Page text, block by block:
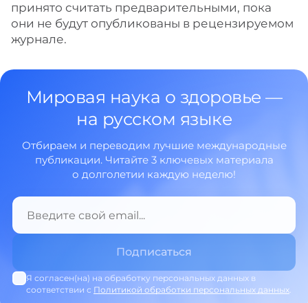
принято считать предварительными, пока
они не будут опубликованы в рецензируемом
журнале.
Мировая наука о здоровье —
на русском языке
Отбираем и переводим лучшие международные
публикации. Читайте 3 ключевых материала
о долголетии каждую неделю!
Я согласен(на) на обработку персональных данных в
соответствии с Политикой обработки персональных данных.